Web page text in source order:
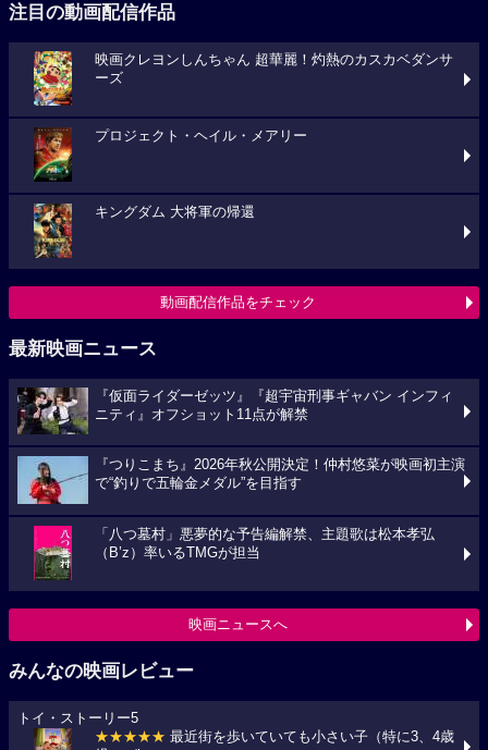
注目の動画配信作品
映画クレヨンしんちゃん 超華麗！灼熱のカスカベダンサ
ーズ
プロジェクト・ヘイル・メアリー
キングダム 大将軍の帰還
動画配信作品をチェック
最新映画ニュース
『仮面ライダーゼッツ』『超宇宙刑事ギャバン インフィ
ニティ』オフショット11点が解禁
『つりこまち』2026年秋公開決定！仲村悠菜が映画初主演
で“釣りで五輪金メダル”を目指す
「八つ墓村」悪夢的な予告編解禁、主題歌は松本孝弘
（B’z）率いるTMGが担当
映画ニュースへ
みんなの映画レビュー
トイ・ストーリー5
★★★★★ 最近街を歩いていても小さい子（特に3、4歳